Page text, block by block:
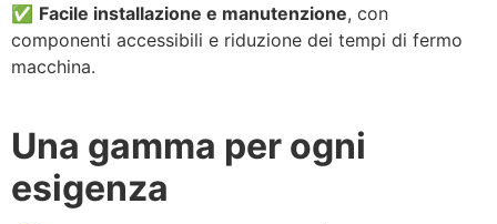
✅ Facile installazione e manutenzione, con
componenti accessibili e riduzione dei tempi di fermo
macchina.
Una gamma per ogni
esigenza